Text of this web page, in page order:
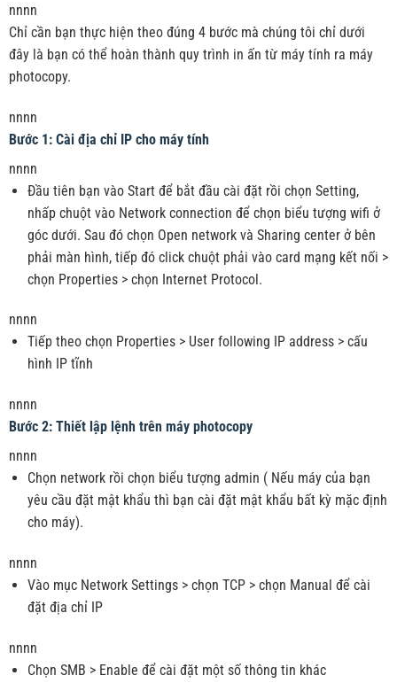
nnnn
Chỉ cần bạn thực hiện theo đúng 4 bước mà chúng tôi chỉ dưới
đây là bạn có thể hoàn thành quy trình in ấn từ máy tính ra máy
photocopy.
nnnn
Bước 1: Cài địa chỉ IP cho máy tính
nnnn
Đầu tiên bạn vào Start để bắt đầu cài đặt rồi chọn Setting,
nhấp chuột vào Network connection để chọn biểu tượng wifi ở
góc dưới. Sau đó chọn Open network và Sharing center ở bên
phải màn hình, tiếp đó click chuột phải vào card mạng kết nối >
chọn Properties > chọn Internet Protocol.
nnnn
Tiếp theo chọn Properties > User following IP address > cấu
hình IP tĩnh
nnnn
Bước 2: Thiết lập lệnh trên máy photocopy
nnnn
Chọn network rồi chọn biểu tượng admin ( Nếu máy của bạn
yêu cầu đặt mật khẩu thì bạn cài đặt mật khẩu bất kỳ mặc định
cho máy).
nnnn
Vào mục Network Settings > chọn TCP > chọn Manual để cài
đặt địa chỉ IP
nnnn
Chọn SMB > Enable để cài đặt một số thông tin khác